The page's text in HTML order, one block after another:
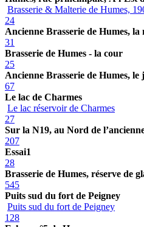
Brasserie & Malterie de Humes,
24
Ancienne Brasserie de Humes, la
31
Brasserie de Humes - la cour
25
Ancienne Brasserie de Humes, le
67
Le lac de Charmes
Le lac réservoir de Charmes
27
Sur la N19, au Nord de
207
Essai1
28
Brasserie de Humes, réserve de
545
Puits sud du fort de Peigney
Puits sud du fort de Peigney
128